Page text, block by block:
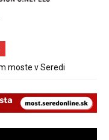
Obyvateľom Serede